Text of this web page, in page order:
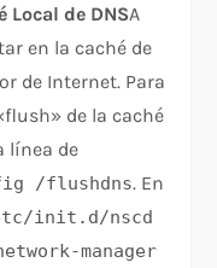
Local de DNSA
en la caché de
de Internet. Para
de la caché
línea de
/flushdns. En
init.d/nscd
manager